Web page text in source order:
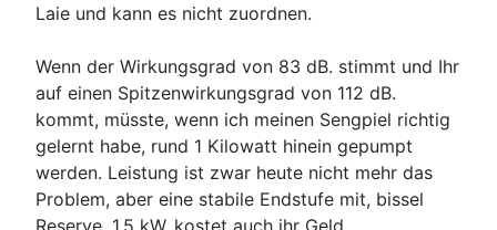
Laie und kann es nicht zuordnen.
Wenn der Wirkungsgrad von 83 dB. stimmt und Ihr
auf einen Spitzenwirkungsgrad von 112 dB.
kommt, müsste, wenn ich meinen Sengpiel richtig
gelernt habe, rund 1 Kilowatt hinein gepumpt
werden. Leistung ist zwar heute nicht mehr das
Problem, aber eine stabile Endstufe mit, bissel